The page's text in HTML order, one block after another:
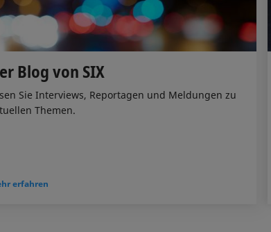
Blog von SIX
Sie Interviews, Reportagen und Meldungen zu
Themen.
erfahren